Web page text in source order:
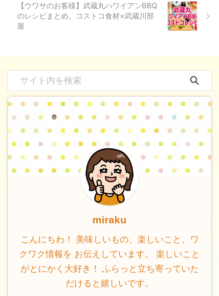
【ウワサのお客様】武蔵丸ハワイアンBBQ
のレシピまとめ。コストコ食材×武蔵川部
屋
miraku
こんにちわ！ 美味しいもの、楽しいこと、ワ
クワク情報を お伝えしています。 楽しいこと
がとにかく大好き！ ふらっと立ち寄っていた
だけると嬉しいです。